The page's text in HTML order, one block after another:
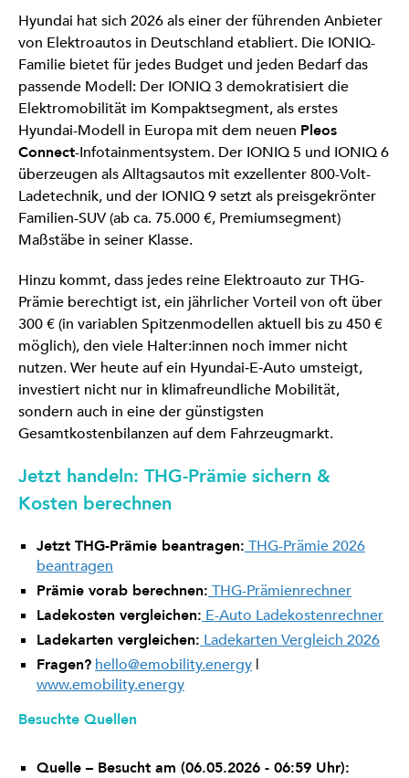
Hyundai hat sich 2026 als einer der führenden Anbieter
von Elektroautos in Deutschland etabliert. Die IONIQ-
Familie bietet für jedes Budget und jeden Bedarf das
passende Modell: Der IONIQ 3 demokratisiert die
Elektromobilität im Kompaktsegment, als erstes
Hyundai-Modell in Europa mit dem neuen Pleos
Connect-Infotainmentsystem. Der IONIQ 5 und IONIQ 6
überzeugen als Alltagsautos mit exzellenter 800-Volt-
Ladetechnik, und der IONIQ 9 setzt als preisgekrönter
Familien-SUV (ab ca. 75.000 €, Premiumsegment)
Maßstäbe in seiner Klasse.
Hinzu kommt, dass jedes reine Elektroauto zur THG-
Prämie berechtigt ist, ein jährlicher Vorteil von oft über
300 € (in variablen Spitzenmodellen aktuell bis zu 450 €
möglich), den viele Halter:innen noch immer nicht
nutzen. Wer heute auf ein Hyundai‑E‑Auto umsteigt,
investiert nicht nur in klimafreundliche Mobilität,
sondern auch in eine der günstigsten
Gesamtkostenbilanzen auf dem Fahrzeugmarkt.
Jetzt handeln: THG-Prämie sichern &
Kosten berechnen
Jetzt THG-Prämie beantragen: THG-Prämie 2026
beantragen
Prämie vorab berechnen: THG-Prämienrechner
Ladekosten vergleichen: E-Auto Ladekostenrechner
Ladekarten vergleichen: Ladekarten Vergleich 2026
Fragen? hello@emobility.energy |
www.emobility.energy
Besuchte Quellen
Quelle – Besucht am (06.05.2026 - 06:59 Uhr):